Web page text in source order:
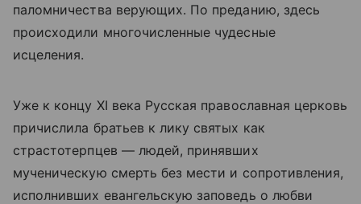
паломничества верующих. По преданию, здесь
происходили многочисленные чудесные
исцеления.
Уже к концу XI века Русская православная церковь
причислила братьев к лику святых как
страстотерпцев — людей, принявших
мученическую смерть без мести и сопротивления,
исполнивших евангельскую заповедь о любви